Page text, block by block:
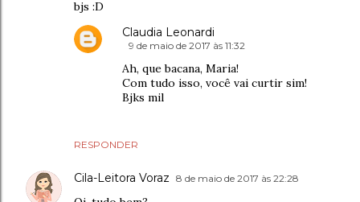
bjs :D
RESPONDER
Claudia Leonardi
9 de maio de 2017 às 11:32
Ah, que bacana, Maria!
Com tudo isso, você vai curtir sim!
Bjks mil
Cila-Leitora Voraz 8 de maio de 2017 às 22:28